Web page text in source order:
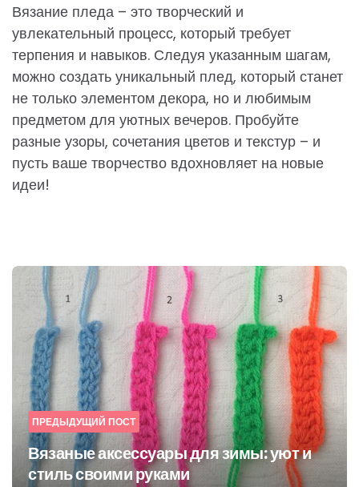
Вязание пледа – это творческий и
увлекательный процесс, который требует
терпения и навыков. Следуя указанным шагам,
можно создать уникальный плед, который станет
не только элементом декора, но и любимым
предметом для уютных вечеров. Пробуйте
разные узоры, сочетания цветов и текстур – и
пусть ваше творчество вдохновляет на новые
идеи!
Post
navigation
ПРЕДЫДУЩИЙ ПОСТ
Вязаные аксессуары для зимы: уют и
стиль своими руками